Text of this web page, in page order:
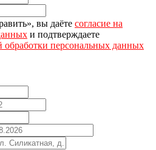
вы даёте согласие на
и подтверждаете
обработки персональных данных
данных.
ваши данные обрабатывались,
браузере или покиньте сайт.